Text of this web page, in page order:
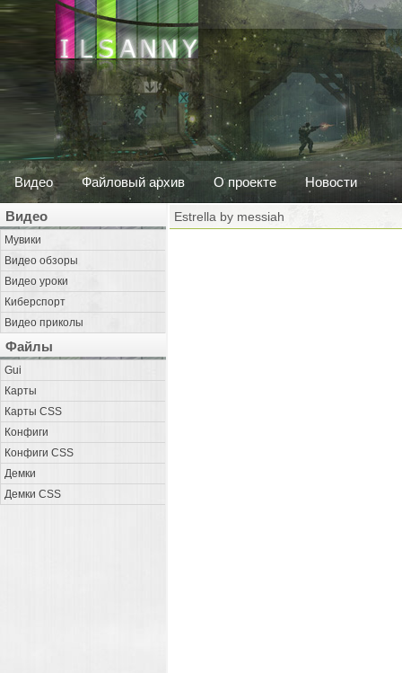
Видео Файловый архив О проекте Новости
Видео
Мувики
Видео обзоры
Видео уроки
Киберспорт
Видео приколы
Файлы
Gui
Карты
Карты CSS
Конфиги
Конфиги CSS
Демки
Демки CSS
Estrella by messiah